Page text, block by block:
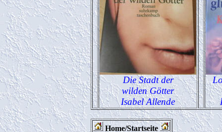
Die Stadt der
wilden Götter
Isabel Allende
Home/Startseite